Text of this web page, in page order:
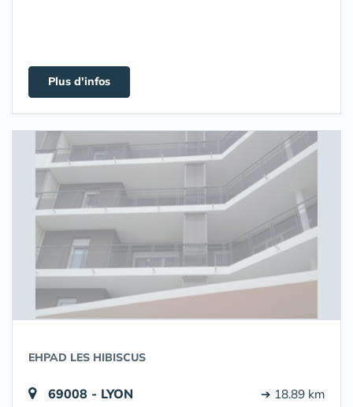
Plus d'infos
EHPAD LES HIBISCUS
69008 - LYON ➔ 18.89 km